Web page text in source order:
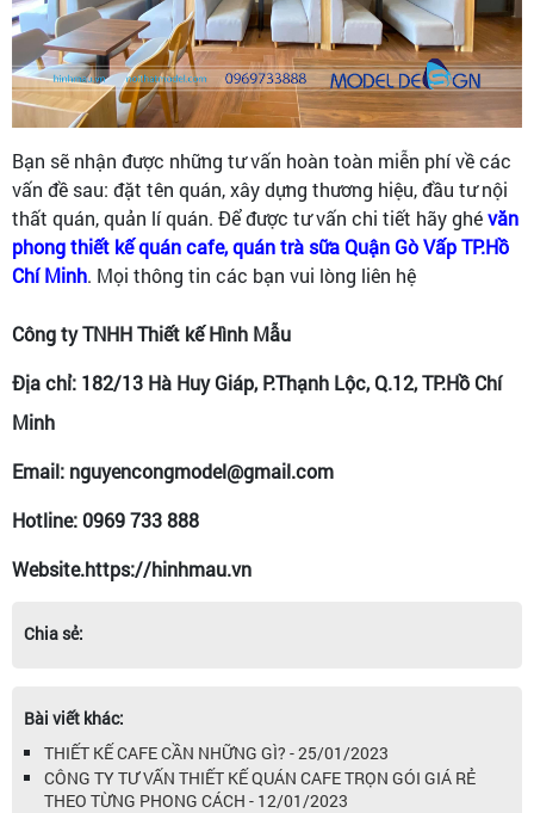
Bạn sẽ nhận được những tư vấn hoàn toàn miễn phí về các
vấn đề sau: đặt tên quán, xây dựng thương hiệu, đầu tư nội
thất quán, quản lí quán. Để được tư vấn chi tiết hãy ghévăn
phong thiết kế quán cafe, quán trà sữa Quận Gò Vấp TP.Hồ
Chí Minh. Mọi thông tin các bạn vui lòng liên hệ
Công ty TNHH Thiết kế Hình Mẫu
Địa chỉ: 182/13 Hà Huy Giáp, P.Thạnh Lộc, Q.12, TP.Hồ Chí
Minh
Email: nguyencongmodel@gmail.com
Hotline: 0969 733 888
Website.https://hinhmau.vn
Chia sẻ:
Bài viết khác:
THIẾT KẾ CAFE CẦN NHỮNG GÌ? - 25/01/2023
CÔNG TY TƯ VẤN THIẾT KẾ QUÁN CAFE TRỌN GÓI GIÁ RẺ
THEO TỪNG PHONG CÁCH - 12/01/2023